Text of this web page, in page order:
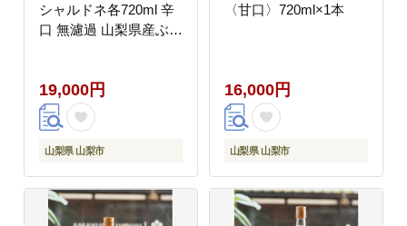
シャルドネ各720ml 辛
口 無濾過 山梨県産ぶど
19,000円
山梨県 山梨市
〈甘口〉720ml×1本
16,000円
山梨県 山梨市